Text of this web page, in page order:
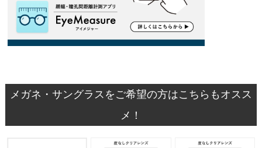
メガネ・サングラスをご希望の方はこちらもオスス
メ！